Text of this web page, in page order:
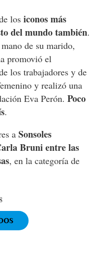
los iconos más
del mundo también.
de su marido,
promovió el
los trabajadores y de
y realizó una
Eva Perón. Poco
.
a Sonsoles
Bruni entre las
, en la categoría de